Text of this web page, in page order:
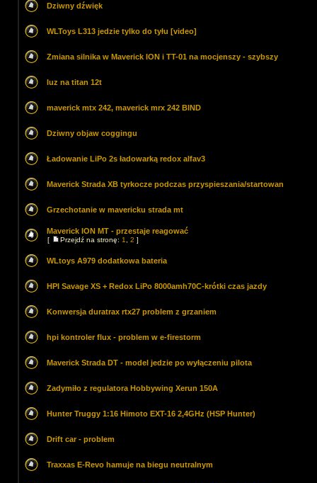
Dziwny dźwięk
WLToys L313 jedzie tylko do tyłu [video]
Zmiana silnika w Maverick ION i TT-01 na mocjenszy - szybszy
luz na titan 12t
maverick mtx 242, maverick mrx 242 BIND
Dziwny objaw coggingu
Ładowanie LiPo 2s ładowarką redox alfav3
Maverick Strada XB tyrkocze podczas przyspieszania/startowan
Grzechotanie w mavericku strada mt
Maverick ION MT - przestaje reagować
[ Przejdź na stronę: 1 2 ]
WLtoys A979 dodatkowa bateria
HPI Savage XS + Redox LiPo 8000amh70C-krótki czas jazdy
Konwersja duratrax rtx27 problem z grzaniem
hpi kontroler flux - problem w e-firestorm
Maverick Strada DT - model jedzie po wyłączeniu pilota
Zadymiło z regulatora Hobbywing Xerun 150A
Hunter Truggy 1:16 Himoto EXT-16 2,4GHz (HSP Hunter)
Drift car - problem
Traxxas E-Revo hamuje na biegu neutralnym